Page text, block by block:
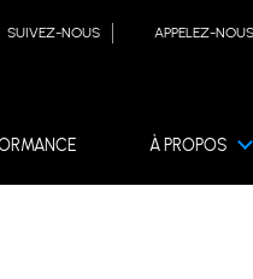
SUIVEZ-NOUS APPELEZ-NOUS
À PROPOS